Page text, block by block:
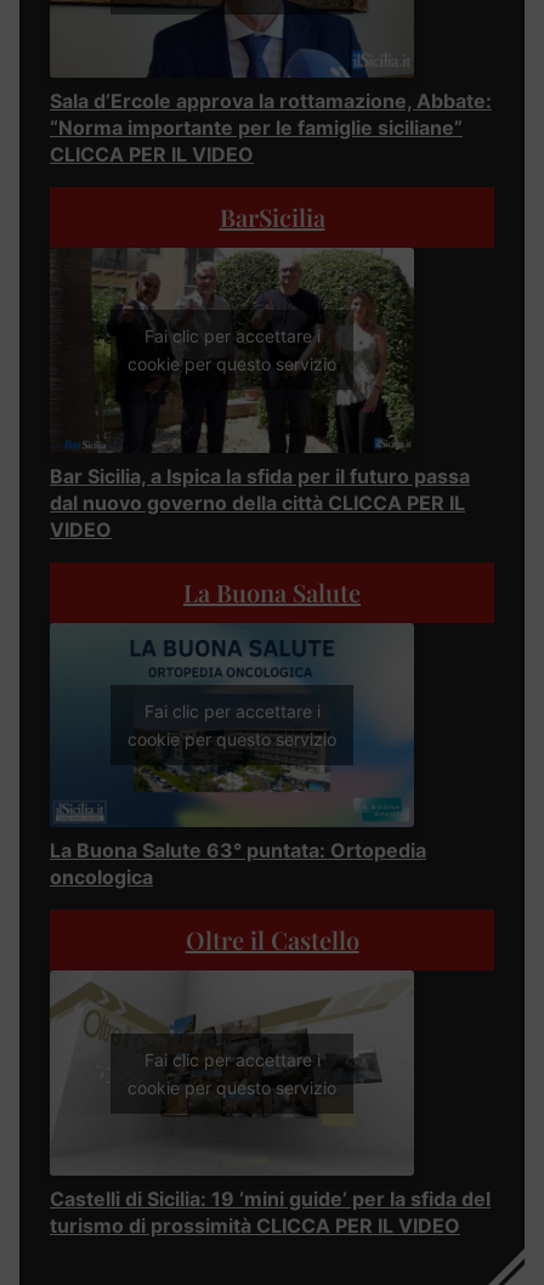
Sala d’Ercole approva la rottamazione, Abbate:
“Norma importante per le famiglie siciliane”
CLICCA PER IL VIDEO
BarSicilia
Fai clic per accettare i
cookie per questo servizio
Bar Sicilia, a Ispica la sfida per il futuro passa
dal nuovo governo della città CLICCA PER IL
VIDEO
La Buona Salute
Fai clic per accettare i
cookie per questo servizio
La Buona Salute 63° puntata: Ortopedia
oncologica
Oltre il Castello
Fai clic per accettare i
cookie per questo servizio
Castelli di Sicilia: 19 ‘mini guide’ per la sfida del
turismo di prossimità CLICCA PER IL VIDEO